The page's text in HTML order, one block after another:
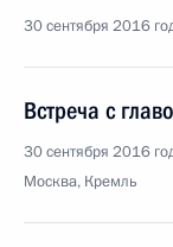
30 сентября 2016
Встреча с
30 сентября 2016
Москва, Кремль